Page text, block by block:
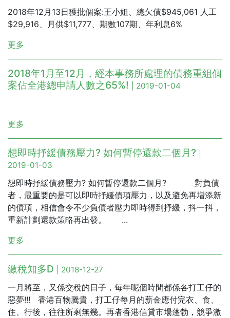
2018年12月13日獲批個案:王小姐、總欠債$945,061 人工
$29,916、月供$11,777、期數107期、年利息6%
更多
2018年1月至12月，經本事務所處理的債務重組個
案佔全港總申請人數之65%!
| 2019-01-04
更多
想即時抒緩債務壓力? 如何暫停還款二個月?
2019-01-03
想即時抒緩債務壓力? 如何暫停還款二個月? 對負債
者，最重要的是可以即時抒緩債項壓力，以及避免再增添新
的債項，相信會令不少負債者壓力即時得到抒緩，抖一抖，
重新計劃還款策略再出發。 ...
更多
繳稅知多D | 2018-12-27
一月將至，又係交稅的日子，每年呢個時間都係各打工仔的
惡夢!!! 香港百物騰貴，打工仔每月的薪金應付完衣、食、
住、行後，往往所剩無幾。再者香港信貸市場蓬勃，競爭激